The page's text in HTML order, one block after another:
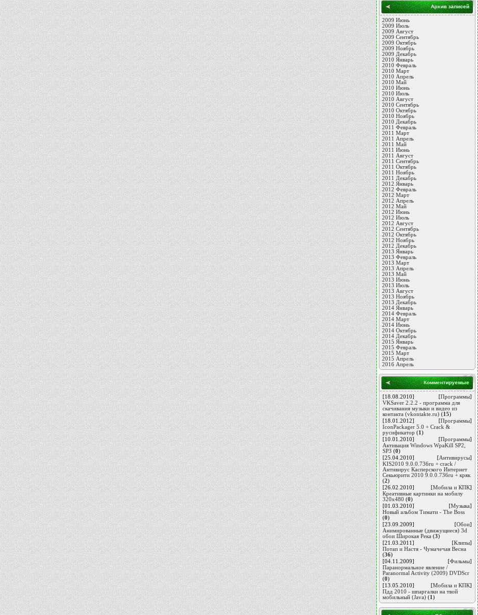
Архив записей
2009 Июнь
2009 Июль
2009 Август
2009 Сентябрь
2009 Октябрь
2009 Ноябрь
2009 Декабрь
2010 Январь
2010 Февраль
2010 Март
2010 Апрель
2010 Май
2010 Июнь
2010 Июль
2010 Август
2010 Сентябрь
2010 Октябрь
2010 Ноябрь
2010 Декабрь
2011 Февраль
2011 Март
2011 Апрель
2011 Май
2011 Июнь
2011 Август
2011 Сентябрь
2011 Октябрь
2011 Ноябрь
2011 Декабрь
2012 Январь
2012 Февраль
2012 Март
2012 Апрель
2012 Май
2012 Июнь
2012 Июль
2012 Август
2012 Сентябрь
2012 Октябрь
2012 Ноябрь
2012 Декабрь
2013 Январь
2013 Февраль
2013 Март
2013 Апрель
2013 Май
2013 Июнь
2013 Июль
2013 Август
2013 Ноябрь
2013 Декабрь
2014 Январь
2014 Февраль
2014 Март
2014 Июнь
2014 Октябрь
2014 Декабрь
2015 Январь
2015 Февраль
2015 Март
2015 Апрель
2016 Апрель
Комментируемые
[18.08.2010] [Программы]
VKSaver 2.2.2 - программа для
скачивания музыки и видео из
контакта (vkontakte.ru) (15)
[18.01.2012]
[Программы]
IconPackager 5.0 + Crack &
русификатор (1 )
[10.01.2010]
[Программы]
Активация Windows WpaKill SP2,
SP3 (0)
[25.04.2010]
[Антивирусы]
KIS2010 9.0.0.736ru + сrack /
Антивирус Касперского Интернет
Секьюрити 2010 9.0.0.736ru + кряк
(2)
[26.02.2010]
[Мобила и КПК]
Креативные картинки на мобилу
320х480 (0)
[01.03.2010]
[Музыка]
Новый альбом Тимати - The Boss
(0)
[23.09.2009]
[Обои]
Анимированные (движущиеся) 3d
обои Широкая Река (3)
[21.03.2011]
[Клипы]
Потап и Настя - Чумачечая Весна
(36)
[04.11.2009]
[Фильмы]
Паранормальное явление /
Paranormal Activity (2009) DVDScr
(0)
[13.05.2010]
[Мобила и КПК]
Пдд 2010 - шпаргалки на твой
мобильный (Java) (1 )